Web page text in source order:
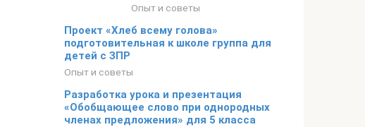
Опыт и советы
Проект «Хлеб всему голова»
подготовительная к школе группа для
детей с ЗПР
Опыт и советы
Разработка урока и презентация
«Обобщающее слово при однородных
членах предложения» для 5 класса